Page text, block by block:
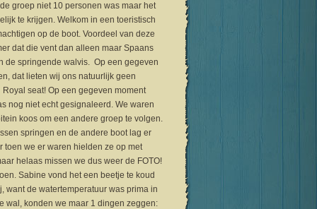
groep niet 10 personen was maar het
te krijgen. Welkom in een toeristisch
op de boot. Voordeel van deze
dat die vent dan alleen maar Spaans
de springende walvis. Op een gegeven
dat lieten wij ons natuurlijk geen
seat! Op een gegeven moment
nog niet echt gesignaleerd. We waren
koos om een andere groep te volgen.
springen en de andere boot lag er
toen we er waren hielden ze op met
helaas missen we dus weer de FOTO!
Sabine vond het een beetje te koud
want de watertemperatuur was prima in
wal, konden we maar 1 dingen zeggen: